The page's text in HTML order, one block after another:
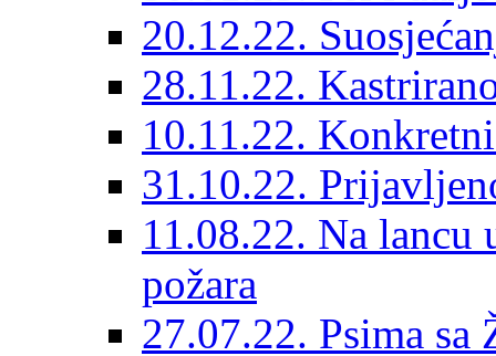
20.12.22.
28.11.22.
10.11.22.
31.10.22.
11.08.22. Na
požara
27.07.22. Psima sa